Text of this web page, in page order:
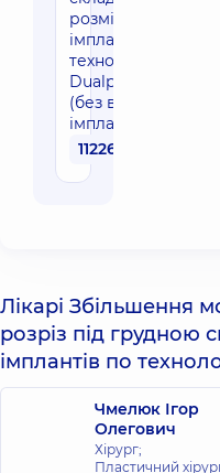
розміщенням
імплантів по
технології
Dualplane
(без вартості
імплантів)
112260 грн
Лікарі Збільшення
розріз під грудною
імплантів по
Чмелюк Ігор
Олегович
Хірург;
Пластичний